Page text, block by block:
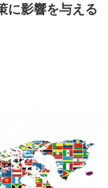
に影響を与える